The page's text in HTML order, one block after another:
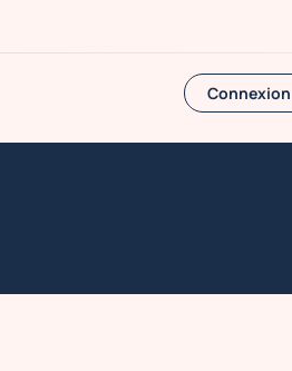
Connexion